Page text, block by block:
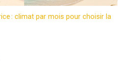
: climat par mois pour choisir la